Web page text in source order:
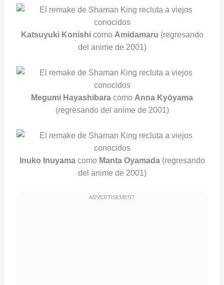
Katsuyuki Konishicomo Amidamaru (regresando
del anime de 2001)
Megumi Hayashibara como Anna Kyōyama
(regresando del anime de 2001)
Inuko Inuyamacomo Manta Oyamada(regresando
del anime de 2001)